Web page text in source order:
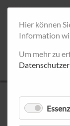
Hier können
Information
Um mehr zu